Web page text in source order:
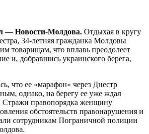
Новости-Молдова. Отдыхая в кругу
34-летняя гражданка Молдовы
товарищам, что вплавь преодолеет
и, добравшись украинского берега,
что ее «марафон» через Днестр
однако, на берегу ее уже ждал
Стражи правопорядка женщину
обстоятельств правонарушения и
сотрудникам Пограничной полиции